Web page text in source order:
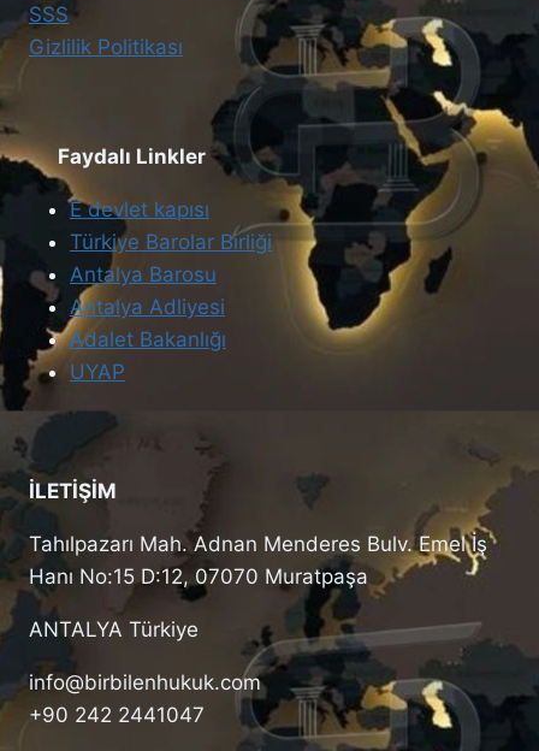
SSS
Gizlilik Politikası
Faydalı Linkler
E devlet kapısı
Türkiye Barolar Birliği
Antalya Barosu
Antalya Adliyesi
Adalet Bakanlığı
UYAP
İLETİŞİM
Tahılpazarı Mah. Adnan Menderes Bulv. Emel İş
Hanı No:15 D:12, 07070 Muratpaşa
ANTALYA Türkiye
info@birbilenhukuk.com
+90 242 2441047